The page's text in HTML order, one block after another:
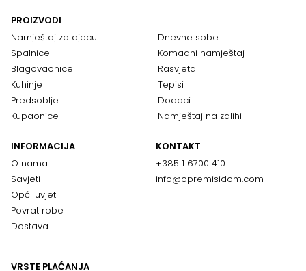
PROIZVODI
Namještaj za djecu
Spalnice
Blagovaonice
Kuhinje
Predsoblje
Kupaonice
Dnevne sobe
Komadni namještaj
Rasvjeta
Tepisi
Dodaci
Namještaj na zalihi
INFORMACIJA
O nama
Savjeti
Opći uvjeti
Povrat robe
Dostava
KONTAKT
+385 1 6700 410
info@opremisidom.com
VRSTE PLAĆANJA